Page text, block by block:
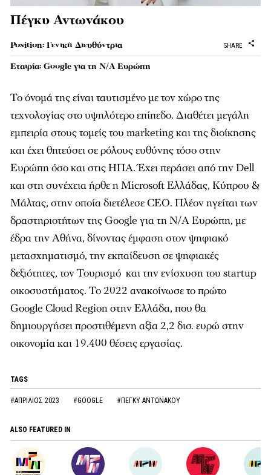
Πέγκυ Αντωνάκου
SHARE
Position: Γενική Διευθύντρια
Εταιρία: Google για τη Ν/Α Ευρώπη
Το όνοµά της είναι ταυτισµένο µε τον χώρο της
τεχνολογίας στο υψηλότερο επίπεδο. Διαθέτει µεγάλη
εµπειρία στους τοµείς του marketing και της διοίκησης
και έχει θητεύσει σε ρόλους ευθύνης τόσο στην
Ευρώπη όσο και στις ΗΠΑ. Έχει περάσει από την Dell
και στη συνέχεια ήρθε η Microsoft Ελλάδας, Κύπρου &
Μάλτας, στην οποία διετέλεσε CEO. Πλέον ηγείται των
δραστηριοτήτων της Google για τη Ν/Α Ευρώπη, µε
έδρα την Αθήνα, δίνοντας έµφαση στον ψηφιακό
µετασχηµατισµό, την εκπαίδευση σε ψηφιακές
δεξιότητες, τον Τουρισµό και την ενίσχυση του startup
οικοσυστήµατος. Το 2022 ανακοίνωσε το πρώτο
Google Cloud Region στην Ελλάδα, που θα
δηµιουργήσει προστιθέµενη αξία 2,2 δισ. ευρώ στην
οικονοµία και 19.400 θέσεις εργασίας.
TAGS
#ΑΠΡΙΛΙΟΣ 2023 #GOOGLE #ΠΕΓΚΥ ΑΝΤΩΝΑΚΟΥ
ALSO FEATURED IN